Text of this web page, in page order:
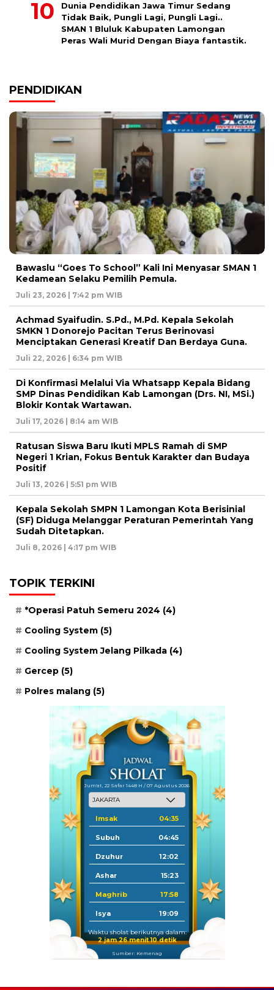
Dunia Pendidikan Jawa Timur Sedang
Tidak Baik, Pungli Lagi, Pungli Lagi..
SMAN 1 Bluluk Kabupaten Lamongan
Peras Wali Murid Dengan Biaya fantastik.
PENDIDIKAN
Bawaslu “Goes To School” Kali Ini Menyasar SMAN 1
Kedamean Selaku Pemilih Pemula.
Juli 23, 2026 | 7:42 pm WIB
Achmad Syaifudin. S.Pd., M.Pd. Kepala Sekolah
SMKN 1 Donorejo Pacitan Terus Berinovasi
Menciptakan Generasi Kreatif Dan Berdaya Guna.
Juli 22, 2026 | 6:34 pm WIB
Di Konfirmasi Melalui Via Whatsapp Kepala Bidang
SMP Dinas Pendidikan Kab Lamongan (Drs. NI, MSi.)
Blokir Kontak Wartawan.
Juli 17, 2026 | 8:14 am WIB
Ratusan Siswa Baru Ikuti MPLS Ramah di SMP
Negeri 1 Krian, Fokus Bentuk Karakter dan Budaya
Positif
Juli 13, 2026 | 5:51 pm WIB
Kepala Sekolah SMPN 1 Lamongan Kota Berisinial
(SF) Diduga Melanggar Peraturan Pemerintah Yang
Sudah Ditetapkan.
Juli 8, 2026 | 4:17 pm WIB
TOPIK TERKINI
*Operasi Patuh Semeru 2024 (4)
Cooling System (5)
Cooling System Jelang Pilkada (4)
Gercep (5)
Polres malang (5)
Jum'at, 22 Safar 1448 H / 07 Agustus 2026
Imsak 04:35
Subuh 04:45
Dzuhur 12:02
Ashar 15:23
Maghrib 17:58
Isya 19:09
Waktu sholat berikutnya dalam:
2 jam 26 menit 9 detik
Sumber: Kemenag